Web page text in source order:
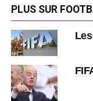
PLUS SUR